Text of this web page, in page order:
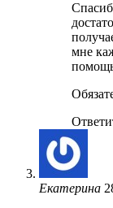
мне
Екатерина